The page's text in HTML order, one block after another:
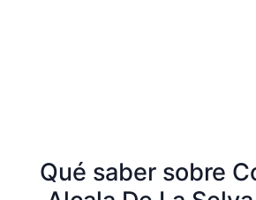
Qué saber sobre